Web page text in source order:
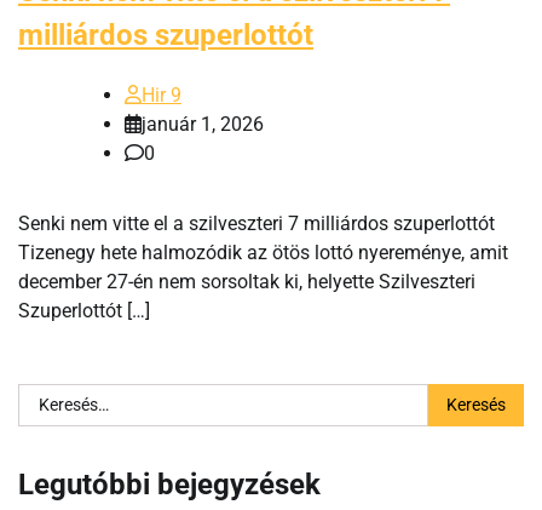
milliárdos szuperlottót
Hir 9
január 1, 2026
0
Senki nem vitte el a szilveszteri 7 milliárdos szuperlottót
Tizenegy hete halmozódik az ötös lottó nyereménye, amit
december 27-én nem sorsoltak ki, helyette Szilveszteri
Szuperlottót […]
Keresés:
Legutóbbi bejegyzések